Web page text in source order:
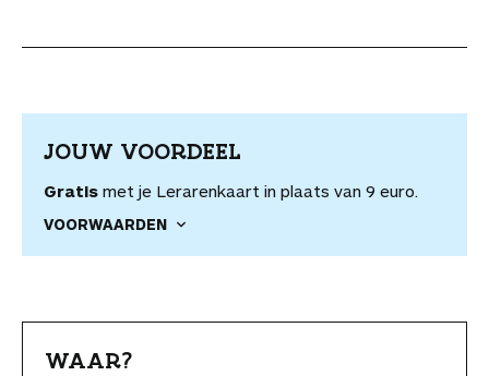
JOUW VOORDEEL
Gratis met je Lerarenkaart in plaats van 9 euro.
VOORWAARDEN
WAAR?